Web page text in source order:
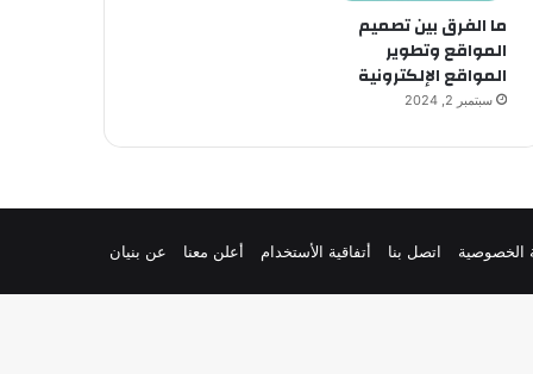
ما الفرق بين تصميم
المواقع وتطوير
المواقع الإلكترونية
سبتمبر 2, 2024
الخصوصية اتصل بنا أتفاقية الأستخدام أعلن معنا عن بنيان